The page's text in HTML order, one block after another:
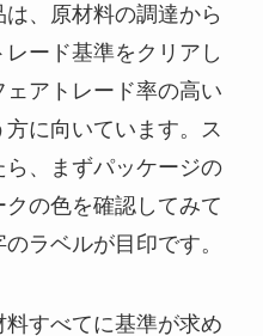
、原材料の調達から
ード基準をクリアし
アトレード率の高い
に向いています。ス
、まずパッケージの
の色を確認してみて
ラベルが目印です。
すべてに基準が求め